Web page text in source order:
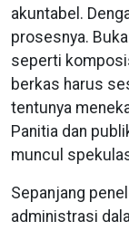
akuntabel.
prosesnya.
seperti
berkas harus
tentunya
Panitia dan
muncul
Sepanjang
administrasi